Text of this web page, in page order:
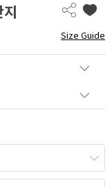
Size Guide